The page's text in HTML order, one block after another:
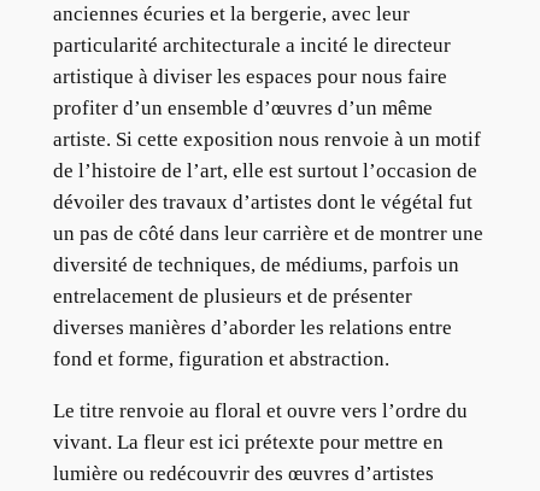
anciennes écuries et la bergerie, avec leur
particularité architecturale a incité le directeur
artistique à diviser les espaces pour nous faire
profiter d’un ensemble d’œuvres d’un même
artiste. Si cette exposition nous renvoie à un motif
de l’histoire de l’art, elle est surtout l’occasion de
dévoiler des travaux d’artistes dont le végétal fut
un pas de côté dans leur carrière et de montrer une
diversité de techniques, de médiums, parfois un
entrelacement de plusieurs et de présenter
diverses manières d’aborder les relations entre
fond et forme, figuration et abstraction.
Le titre renvoie au floral et ouvre vers l’ordre du
vivant. La fleur est ici prétexte pour mettre en
lumière ou redécouvrir des œuvres d’artistes